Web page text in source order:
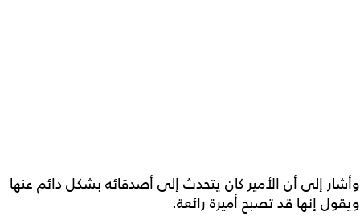
وأشار إلى أن الأمير كان يتحدث إلى أصدقائه بشكل دائم عنها
ويقول إنها قد تصبح أميرة رائعة.